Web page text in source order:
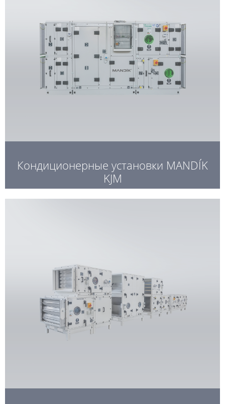
Кондиционерные установки MANDÍK
KJM